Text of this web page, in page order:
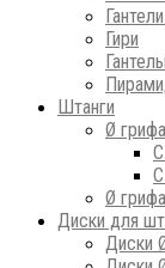
Гири
Штанги
Ø
Ø
Диски для
Диски